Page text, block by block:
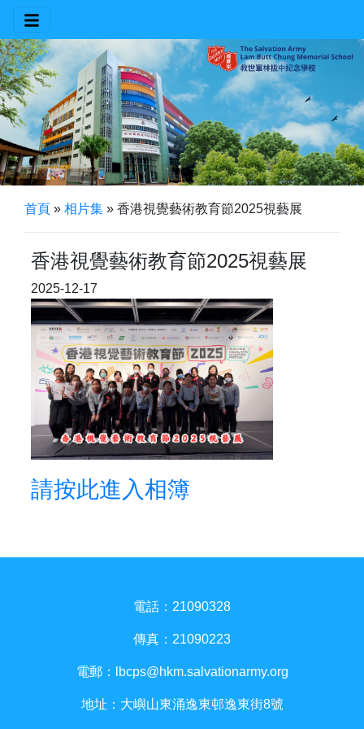
首頁 » 相片集 » 香港視覺藝術教育節2025視藝展
香港視覺藝術教育節2025視藝展
2025-12-17
請按此進入相簿
電話：21090328
傳真：21090223
電郵： lbcps@hkm.salvationarmy.org
地址：大嶼山東涌逸東邨逸東街8號